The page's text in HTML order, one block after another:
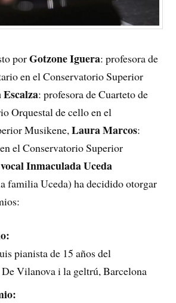
porGotzone Iguera: profesora de
en el Conservatorio Superior
Escalza: profesora de Cuarteto de
Orquestal de cello en el
Musikene,Laura Marcos:
el Conservatorio Superior
vocal Inmaculada Uceda
familia Uceda) ha decidido otorgar
pianista de 15 años del
Vilanova i la geltrú, Barcelona